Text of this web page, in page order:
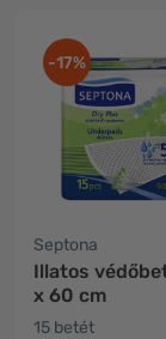
-17%
Septona
Illatos
x 60 cm
15 betét